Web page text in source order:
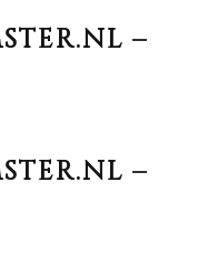
–
–